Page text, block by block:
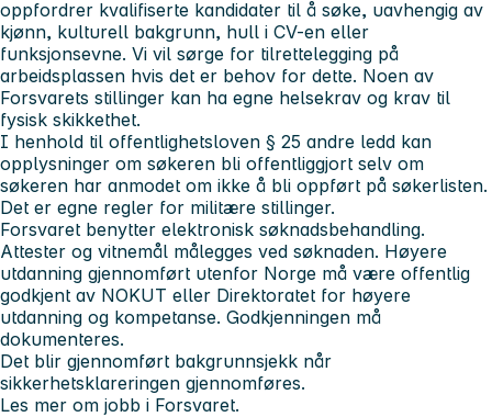
oppfordrer kvalifiserte kandidater til å søke, uavhengig av
kjønn, kulturell bakgrunn, hull i CV-en eller
funksjonsevne. Vi vil sørge for tilrettelegging på
arbeidsplassen hvis det er behov for dette. Noen av
Forsvarets stillinger kan ha egne helsekrav og krav til
fysisk skikkethet.
I henhold til offentlighetsloven § 25 andre ledd kan
opplysninger om søkeren bli offentliggjort selv om
søkeren har anmodet om ikke å bli oppført på søkerlisten.
Det er egne regler for militære stillinger.
Forsvaret benytter elektronisk søknadsbehandling.
Attester og vitnemål målegges ved søknaden. Høyere
utdanning gjennomført utenfor Norge må være offentlig
godkjent av NOKUT eller Direktoratet for høyere
utdanning og kompetanse. Godkjenningen må
dokumenteres.
Det blir gjennomført bakgrunnsjekk når
sikkerhetsklareringen gjennomføres.
Les mer om jobb i Forsvaret.